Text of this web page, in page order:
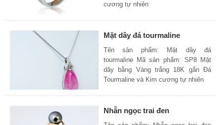
cương tự nhiên
Mặt dây đá tourmaline
Tên sản phẩm: Mặt dây đá
tourmaline Mã sản phẩm: SP8 Mặt
dây bằng Vàng trắng 18K gắn Đá
Tourmaline và Kim cương tự nhiên
Nhẫn ngọc trai đen